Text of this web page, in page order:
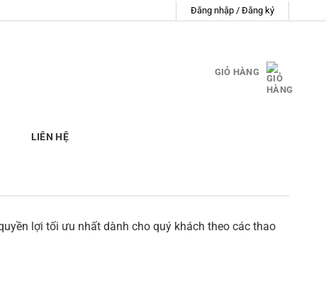
Đăng nhập / Đăng ký
GIỎ HÀNG
LIÊN HỆ
lợi tối ưu nhất dành cho quý khách theo các thao